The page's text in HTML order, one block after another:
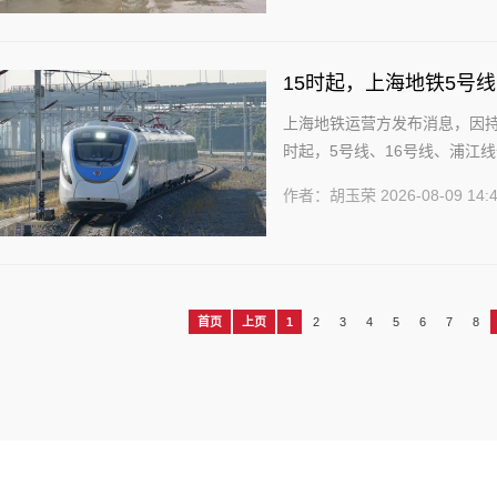
15时起，上海地铁5号
上海地铁运营方发布消息，因
时起，5号线、16号线、浦江
作者：胡玉荣 2026-08-09
首页 上页 1 2 3 4 5 6 7 8